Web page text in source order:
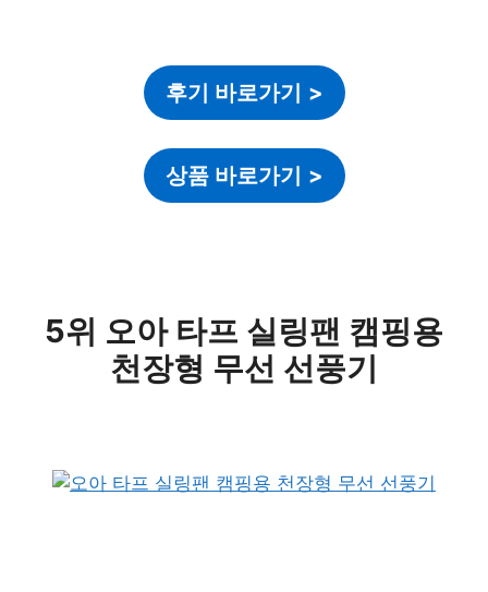
후기 바로가기 >
상품 바로가기 >
5위 오아 타프 실링팬 캠핑용
천장형 무선 선풍기